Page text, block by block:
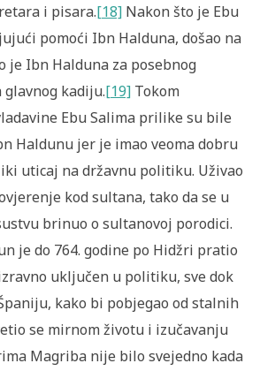
i pisara.[18]Nakon što je Ebu
pomoći Ibn Halduna, došao na
je Ibn Halduna za posebnog
kadiju.[19]Tokom
Ebu Salima prilike su bile
Haldunu jer je imao veoma dobru
uticaj na državnu politiku. Uživao
kod sultana, tako da se u
brinuo o sultanovoj porodici.
je do 764. godine po Hidžri pratio
uključen u politiku, sve dok
kako bi pobjegao od stalnih
se mirnom životu i izučavanju
Magriba nije bilo svejedno kada